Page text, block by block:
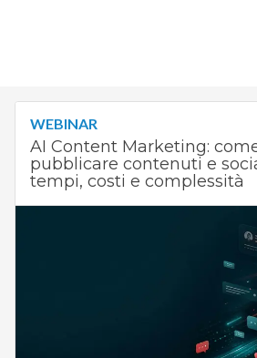
WEBINAR
AI Content Marketing:
pubblicare contenuti e
tempi, costi e complessità